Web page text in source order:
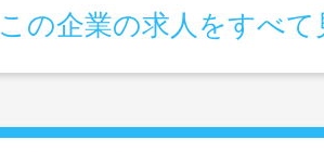
この企業の求人をすべて